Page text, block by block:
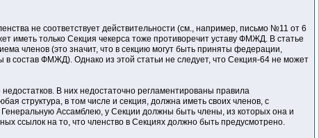
не соответствует действительности (см., например, письмо №11 от 6
иметь только Секция чекерса тоже противоречит уставу ФМЖД. В статье
членов (это значит, что в секцию могут быть приняты федерации,
состав ФМЖД). Однако из этой статьи не следует, что Секция-64 не может
В них недостаточно регламентированы правила
структура, в том числе и секция, должна иметь своих членов, с
Ассамблею, у Секции должны быть члены, из которых она и
ссылок на то, что членство в Секциях должно быть предусмотрено.